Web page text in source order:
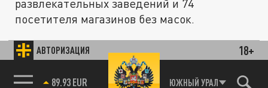
АВТОРИЗАЦИЯ 18+
85.64 BRENT ЮЖНЫЙ УРАЛ
развлекательных заведений и 74
посетителя магазинов без масок.
В кафе и рестораны Челябинской области
будут пускать только по QR-кодам: новые
правила
ОБЩЕСТВО